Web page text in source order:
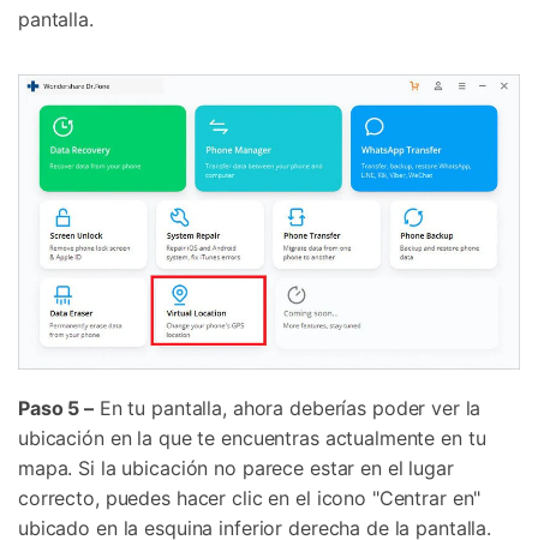
pantalla.
Paso 5 – En tu pantalla, ahora deberías poder ver la
ubicación en la que te encuentras actualmente en tu
mapa. Si la ubicación no parece estar en el lugar
correcto, puedes hacer clic en el icono "Centrar en"
ubicado en la esquina inferior derecha de la pantalla.
Controla tu teléfono con Dr.Fone
+50M usuarios y +17 años de confianza
Desbloquea, repara y protege tu teléfono
Recupera y transfiere datos fácilmente
Tecnología IA: sin conocimientos técnicos
Abrir App Prueba Online